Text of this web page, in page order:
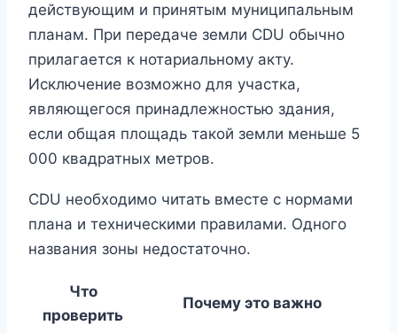
действующим и принятым муниципальным
планам. При передаче земли CDU обычно
прилагается к нотариальному акту.
Исключение возможно для участка,
являющегося принадлежностью здания,
если общая площадь такой земли меньше 5
000 квадратных метров.
CDU необходимо читать вместе с нормами
плана и техническими правилами. Одного
названия зоны недостаточно.
Что
проверить
Почему это важно